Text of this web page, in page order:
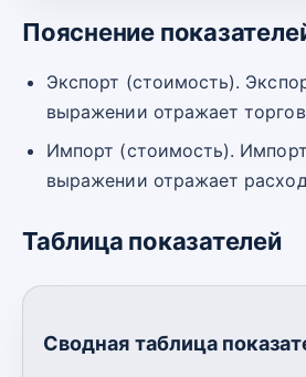
Пояснение
Экспорт (стоимость).
выражении отражает
Импорт (стоимость).
выражении отражает
Таблица показателей
Сводная таблица